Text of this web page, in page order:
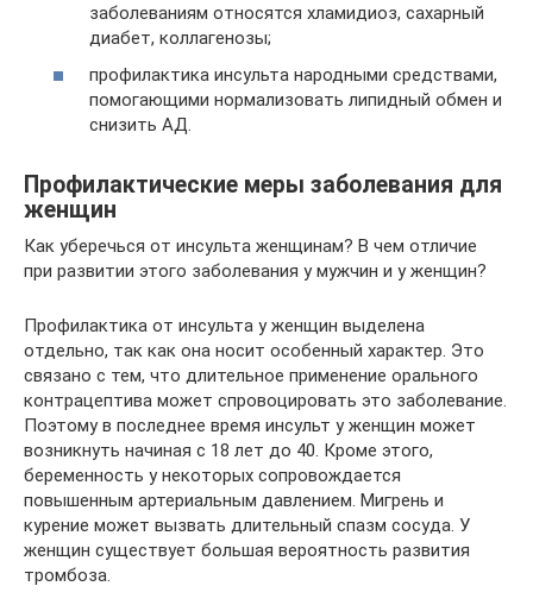
заболеваниям относятся хламидиоз, сахарный
диабет, коллагенозы;
профилактика инсульта народными средствами,
помогающими нормализовать липидный обмен и
снизить АД.
Профилактические меры заболевания для
женщин
Как уберечься от инсульта женщинам? В чем отличие
при развитии этого заболевания у мужчин и у женщин?
Профилактика от инсульта у женщин выделена
отдельно, так как она носит особенный характер. Это
связано с тем, что длительное применение орального
контрацептива может спровоцировать это заболевание.
Поэтому в последнее время инсульт у женщин может
возникнуть начиная с 18 лет до 40. Кроме этого,
беременность у некоторых сопровождается
повышенным артериальным давлением. Мигрень и
курение может вызвать длительный спазм сосуда. У
женщин существует большая вероятность развития
тромбоза.